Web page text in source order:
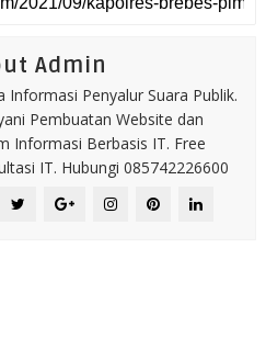
Admin
Informasi Penyalur Suara Publik.
Pembuatan Website dan
Informasi Berbasis IT. Free
IT. Hubungi 085742226600